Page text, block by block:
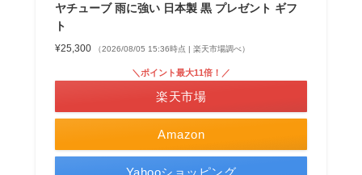
ヤチューブ 雨に強い 日本製 黒 プレゼント ギフ
ト
¥25,300 （2026/08/05 15:36時点 | 楽天市場調べ）
Amazon
＼ポイント最大11倍！／
楽天市場
Yahooショッピング